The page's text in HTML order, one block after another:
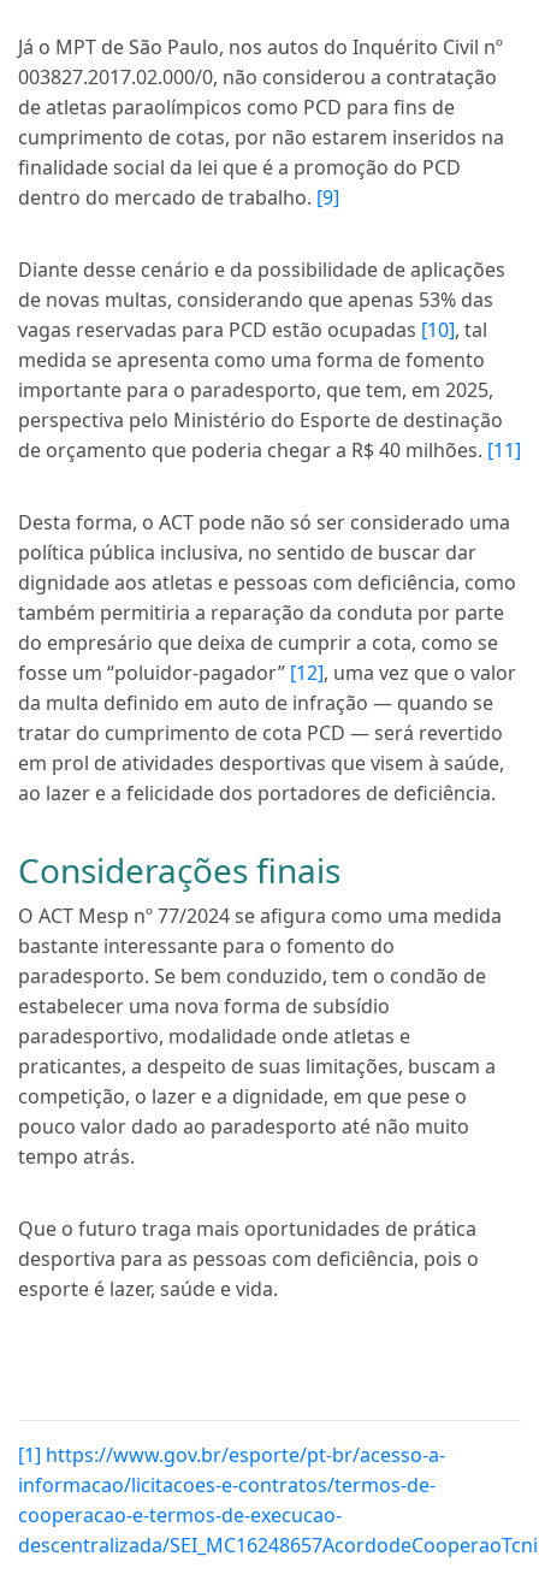
Já o MPT de São Paulo, nos autos do Inquérito Civil nº
003827.2017.02.000/0, não considerou a contratação
de atletas paraolímpicos como PCD para fins de
cumprimento de cotas, por não estarem inseridos na
finalidade social da lei que é a promoção do PCD
dentro do mercado de trabalho. [9]
Diante desse cenário e da possibilidade de aplicações
de novas multas, considerando que apenas 53% das
vagas reservadas para PCD estão ocupadas [10], tal
medida se apresenta como uma forma de fomento
importante para o paradesporto, que tem, em 2025,
perspectiva pelo Ministério do Esporte de destinação
de orçamento que poderia chegar a R$ 40 milhões. [11]
Desta forma, o ACT pode não só ser considerado uma
política pública inclusiva, no sentido de buscar dar
dignidade aos atletas e pessoas com deficiência, como
também permitiria a reparação da conduta por parte
do empresário que deixa de cumprir a cota, como se
fosse um “poluidor-pagador” [12], uma vez que o valor
da multa definido em auto de infração — quando se
tratar do cumprimento de cota PCD — será revertido
em prol de atividades desportivas que visem à saúde,
ao lazer e a felicidade dos portadores de deficiência.
Considerações finais
O ACT Mesp nº 77/2024 se afigura como uma medida
bastante interessante para o fomento do
paradesporto. Se bem conduzido, tem o condão de
estabelecer uma nova forma de subsídio
paradesportivo, modalidade onde atletas e
praticantes, a despeito de suas limitações, buscam a
competição, o lazer e a dignidade, em que pese o
pouco valor dado ao paradesporto até não muito
tempo atrás.
Que o futuro traga mais oportunidades de prática
desportiva para as pessoas com deficiência, pois o
esporte é lazer, saúde e vida.
[1] https://www.gov.br/esporte/pt-br/acesso-a-
informacao/licitacoes-e-contratos/termos-de-
cooperacao-e-termos-de-execucao-
descentralizada/